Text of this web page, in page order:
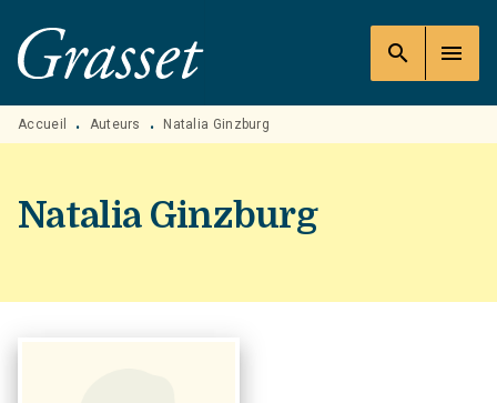
MENU RECHERCHE
PIED DE PAGE
search menu
Accueil • Auteurs • Natalia Ginzburg
Natalia Ginzburg